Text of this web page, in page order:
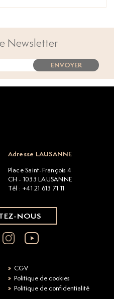
Newsletter
ENVOYER
Adresse LAUSANNE
Place Saint-François 4
CH - 1033 LAUSANNE
Tél : +41 21 613 71 11
NOUS
CGV
Politique de cookies
Politique de confidentialité